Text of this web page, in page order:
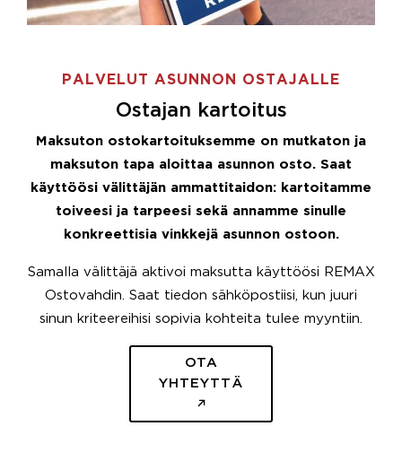
PALVELUT ASUNNON OSTAJALLE
Ostajan kartoitus
Maksuton ostokartoituksemme on mutkaton ja
maksuton tapa aloittaa asunnon osto. Saat
käyttöösi välittäjän ammattitaidon: kartoitamme
toiveesi ja tarpeesi sekä annamme sinulle
konkreettisia vinkkejä asunnon ostoon.
Samalla välittäjä aktivoi maksutta käyttöösi REMAX
Ostovahdin. Saat tiedon sähköpostiisi, kun juuri
sinun kriteereihisi sopivia kohteita tulee myyntiin.
OTA
YHTEYTTÄ